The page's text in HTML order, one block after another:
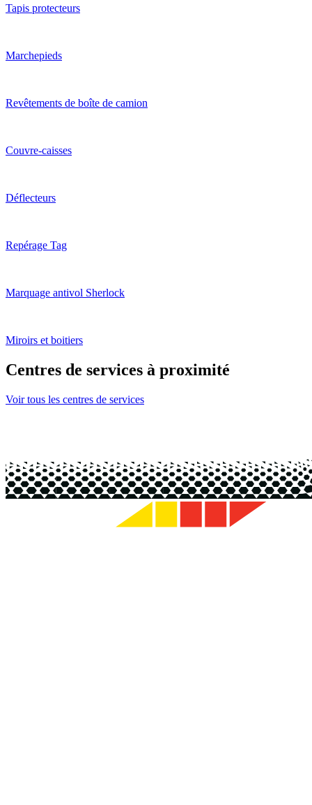
Tapis protecteurs
Marchepieds
Revêtements de boîte de camion
Couvre-caisses
Déflecteurs
Repérage Tag
Marquage antivol Sherlock
Miroirs et boitiers
Centres de services à proximité
Voir tous les centres de services